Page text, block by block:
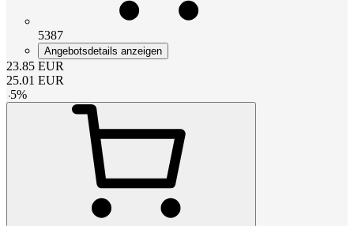
5387
Angebotsdetails anzeigen
23.85 EUR
25.01 EUR
-5%